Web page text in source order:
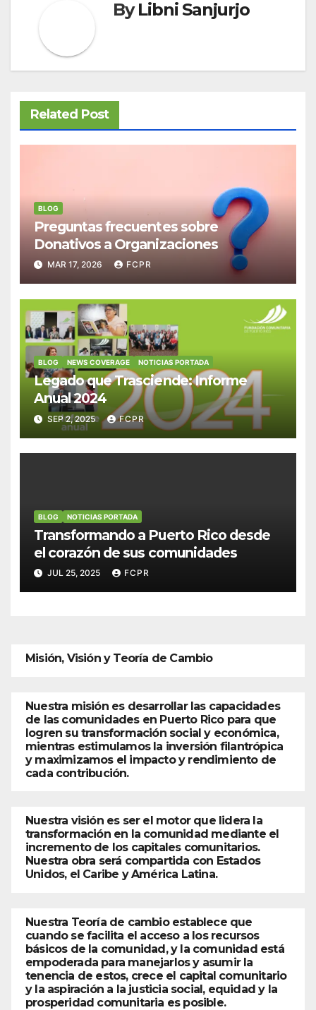
ByLibni Sanjurjo
Related Post
BLOG
Preguntas frecuentes sobre
Donativos a Organizaciones
MAR 17, 2026 FCPR
BLOG NEWS COVERAGE NOTICIAS PORTADA
Legado que Trasciende: Informe
Anual 2024
SEP 2, 2025 FCPR
BLOG NOTICIAS PORTADA
Transformando a Puerto Rico desde
el corazón de sus comunidades
JUL 25, 2025 FCPR
Misión, Visión y Teoría de Cambio
Nuestra misión es desarrollar las capacidades
de las comunidades en Puerto Rico para que
logren su transformación social y económica,
mientras estimulamos la inversión filantrópica
y maximizamos el impacto y rendimiento de
cada contribución.
Nuestra visión es ser el motor que lidera la
transformación en la comunidad mediante el
incremento de los capitales comunitarios.
Nuestra obra será compartida con Estados
Unidos, el Caribe y América Latina.
Nuestra Teoría de cambio establece que
cuando se facilita el acceso a los recursos
básicos de la comunidad, y la comunidad está
empoderada para manejarlos y asumir la
tenencia de estos, crece el capital comunitario
y la aspiración a la justicia social, equidad y la
prosperidad comunitaria es posible.